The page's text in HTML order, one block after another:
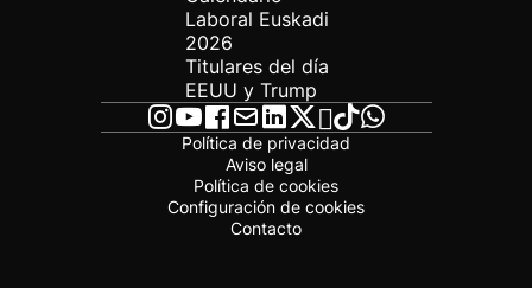
Laboral Euskadi
2026
Titulares del día
EEUU y Trump
Política de privacidad
Aviso legal
Política de cookies
Configuración de cookies
Contacto